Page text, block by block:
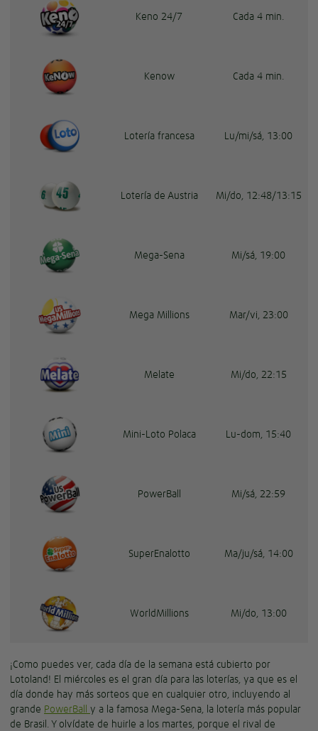
Keno 24/7 Cada 4 min.
Kenow Cada 4 min.
Lotería francesa Lu/mi/sá, 13:00
Lotería de Austria Mi/do, 12:48/13:15
Mega-Sena Mi/sá, 19:00
Mega Millions Mar/vi, 23:00
Melate Mi/do, 22:15
Mini-Loto Polaca Lu-dom, 15:40
PowerBall Mi/sá, 22:59
SuperEnalotto Ma/ju/sá, 14:00
WorldMillions Mi/do, 13:00
¡Como puedes ver, cada día de la semana está cubierto por
Lotoland! El miércoles es el gran día para las loterías, ya que es el
día donde hay más sorteos que en cualquier otro, incluyendo al
grande PowerBall y a la famosa Mega-Sena, la lotería más popular
de Brasil. Y olvídate de huirle a los martes, porque el rival de